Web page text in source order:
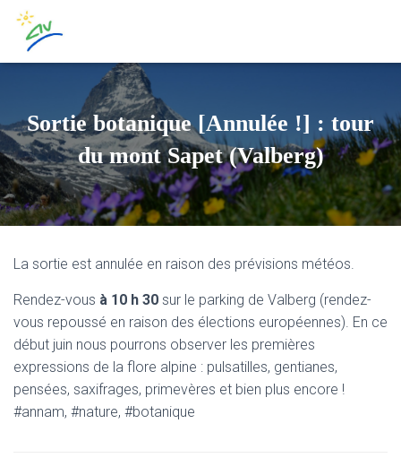
Sortie botanique [Annulée !] : tour
du mont Sapet (Valberg)
La sortie est annulée en raison des prévisions météos.
Rendez-vous à 10 h 30 sur le parking de Valberg (rendez-
vous repoussé en raison des élections européennes). En ce
début juin nous pourrons observer les premières
expressions de la flore alpine : pulsatilles, gentianes,
pensées, saxifrages, primevères et bien plus encore !
#annam, #nature, #botanique